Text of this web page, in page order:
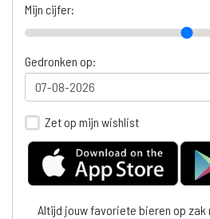
Mijn cijfer:
Gedronken op:
Zet op mijn wishlist
Altijd jouw favoriete bieren op zak